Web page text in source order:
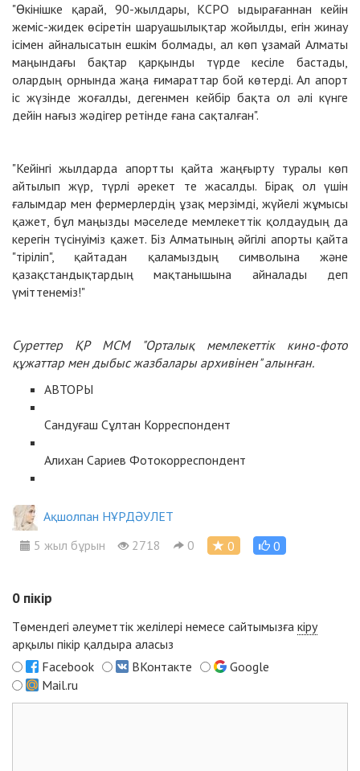
"Өкінішке қарай, 90-жылдары, КСРО ыдырағаннан кейін
жеміс-жидек өсіретін шаруашылықтар жойылды, егін жинау
ісімен айналысатын ешкім болмады, ал көп ұзамай Алматы
маңындағы бақтар қарқынды түрде кесіле бастады,
олардың орнында жаңа ғимараттар бой көтерді. Ал апорт
іс жүзінде жоғалды, дегенмен кейбір бақта ол әлі күнге
дейін нағыз жәдігер ретінде ғана сақталған".
"Кейінгі жылдарда апортты қайта жаңғырту туралы көп
айтылып жүр, түрлі әрекет те жасалды. Бірақ ол үшін
ғалымдар мен фермерлердің ұзақ мерзімді, жүйелі жұмысы
қажет, бұл маңызды мәселеде мемлекеттік қолдаудың да
керегін түсінуіміз қажет. Біз Алматының әйгілі апорты қайта
"тіріліп", қайтадан қаламыздың символына және
қазақстандықтардың мақтанышына айналады деп
үміттенеміз!"
Суреттер ҚР МСМ "Орталық мемлекеттік кино-фото
құжаттар мен дыбыс жазбалары архивінен" алынған.
АВТОРЫ
Сандуғаш Сұлтан Корреспондент
Алихан Сариев Фотокорреспондент
Ақшолпан НҰРДӘУЛЕТ
5 жыл бұрын
2718 0 0 0
0 пікір
Төмендегі әлеуметтік желілері немесе сайтымызға кіру
арқылы пікір қалдыра аласыз
Facebook
ВКонтакте
Google
Mail.ru